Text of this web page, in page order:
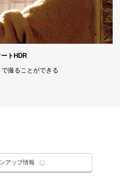
トHDR
撮ることができる
アップ情報